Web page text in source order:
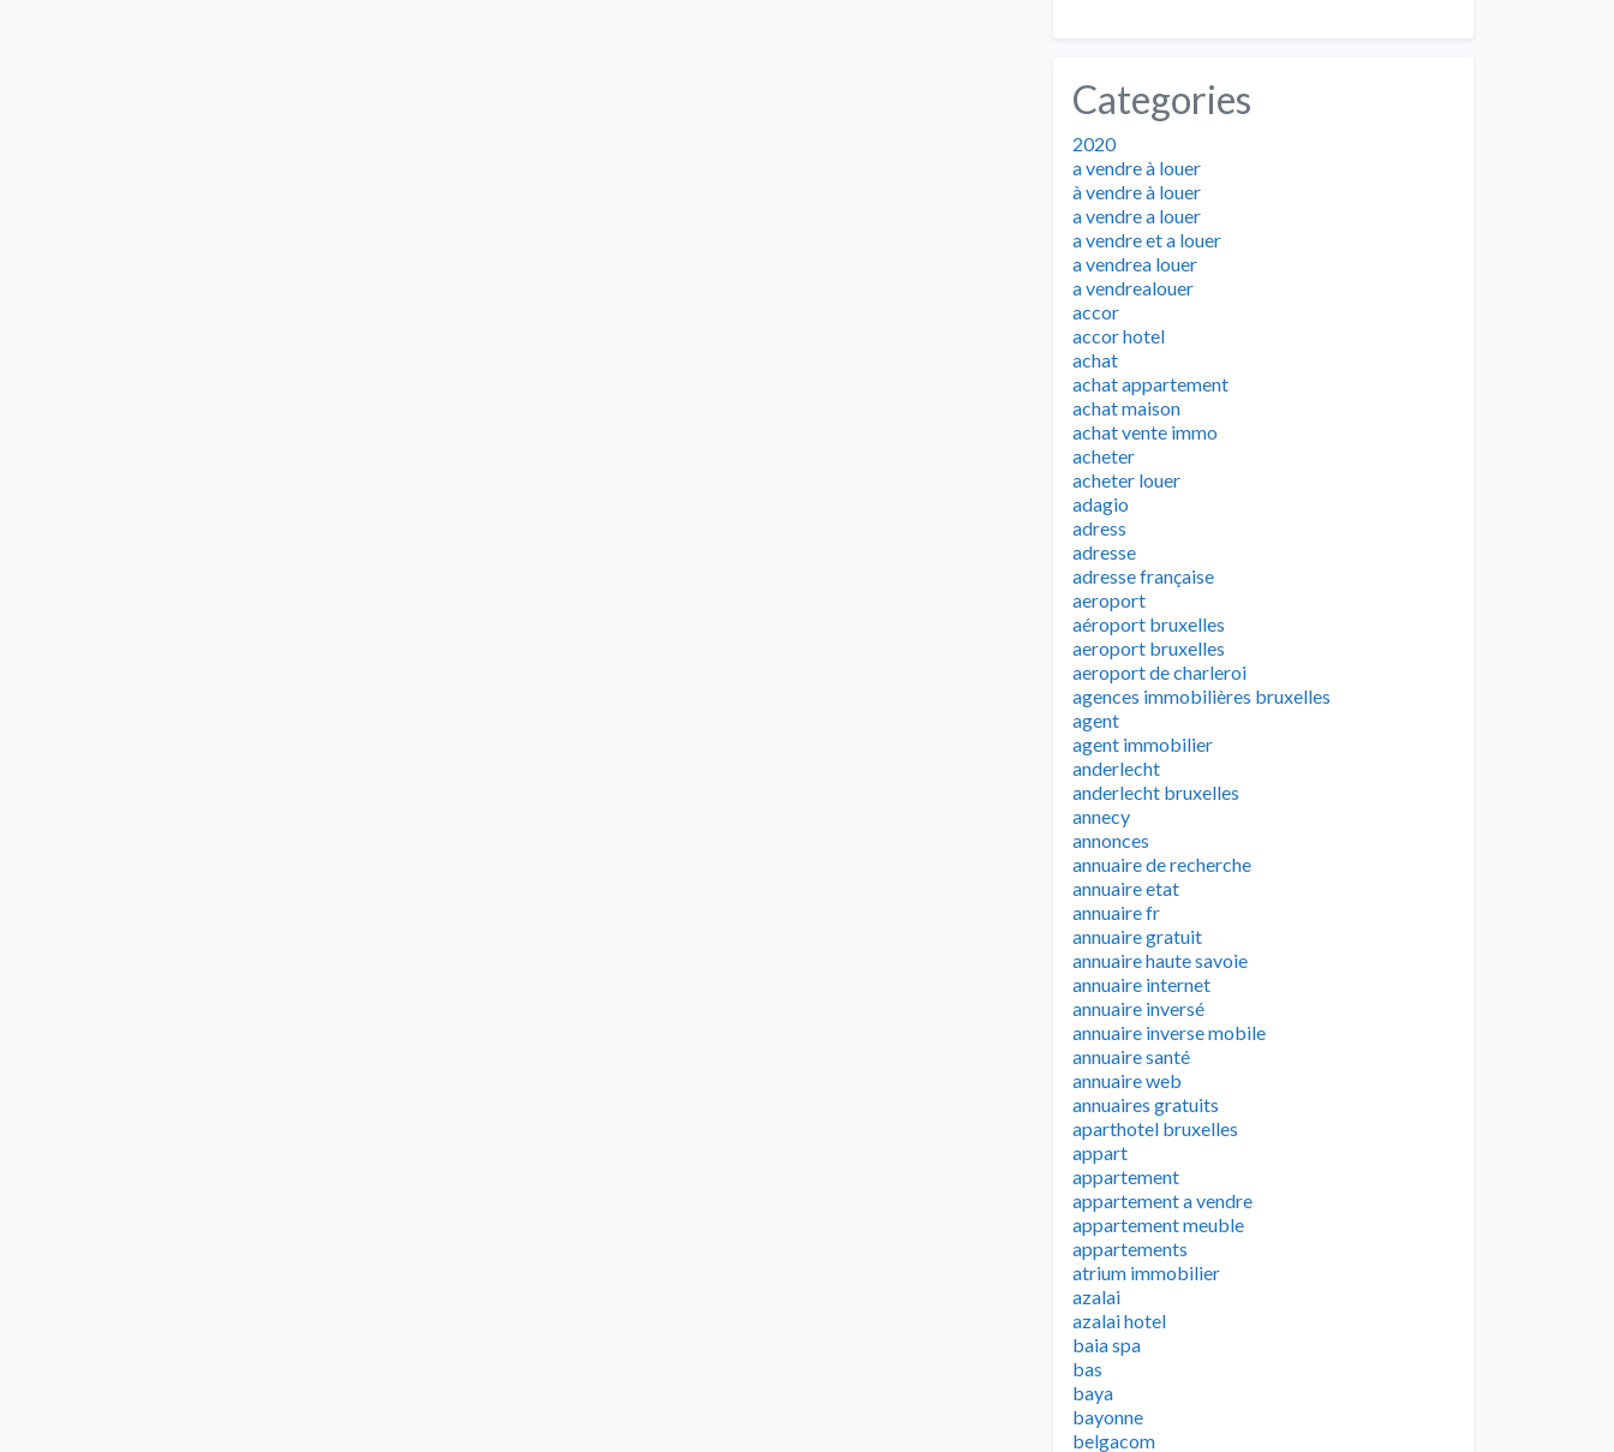
Categories
2020
a vendre à louer
à vendre à louer
a vendre a louer
a vendre et a louer
a vendrea louer
a vendrealouer
accor
accor hotel
achat
achat appartement
achat maison
achat vente immo
acheter
acheter louer
adagio
adress
adresse
adresse française
aeroport
aéroport bruxelles
aeroport bruxelles
aeroport de charleroi
agences immobilières bruxelles
agent
agent immobilier
anderlecht
anderlecht bruxelles
annecy
annonces
annuaire de recherche
annuaire etat
annuaire fr
annuaire gratuit
annuaire haute savoie
annuaire internet
annuaire inversé
annuaire inverse mobile
annuaire santé
annuaire web
annuaires gratuits
aparthotel bruxelles
appart
appartement
appartement a vendre
appartement meuble
appartements
atrium immobilier
azalai
azalai hotel
baia spa
bas
baya
bayonne
belgacom